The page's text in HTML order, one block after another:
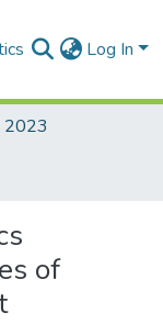
Log In
2023
of